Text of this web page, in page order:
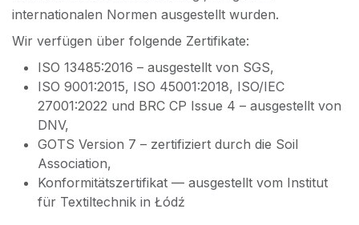
internationalen Normen ausgestellt wurden.
Wir verfügen über folgende Zertifikate:
ISO 13485:2016 – ausgestellt von SGS,
ISO 9001:2015, ISO 45001:2018, ISO/IEC
27001:2022 und BRC CP Issue 4 – ausgestellt von
DNV,
GOTS Version 7 – zertifiziert durch die Soil
Association,
Konformitätszertifikat — ausgestellt vom Institut
für Textiltechnik in Łódź